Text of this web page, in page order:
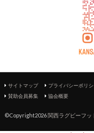
サイトマップ プライバシーポリシ
賛助会員募集
協会概要
©Copyright2026関西ラグビーフッ